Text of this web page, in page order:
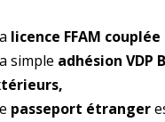
licence FFAM
simple adhésion VDP
passeport étranger